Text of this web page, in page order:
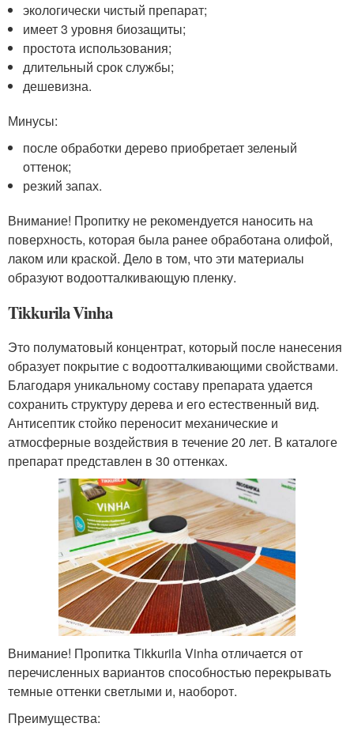
экологически чистый препарат;
имеет 3 уровня биозащиты;
простота использования;
длительный срок службы;
дешевизна.
Минусы:
после обработки дерево приобретает зеленый
оттенок;
резкий запах.
Внимание! Пропитку не рекомендуется наносить на
поверхность, которая была ранее обработана олифой,
лаком или краской. Дело в том, что эти материалы
образуют водоотталкивающую пленку.
Tikkurila Vinha
Это полуматовый концентрат, который после нанесения
образует покрытие с водоотталкивающими свойствами.
Благодаря уникальному составу препарата удается
сохранить структуру дерева и его естественный вид.
Антисептик стойко переносит механические и
атмосферные воздействия в течение 20 лет. В каталоге
препарат представлен в 30 оттенках.
Внимание! Пропитка Tikkurila Vinha отличается от
перечисленных вариантов способностью перекрывать
темные оттенки светлыми и, наоборот.
Преимущества: